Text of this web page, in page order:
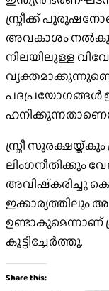
സ്ത്രീക്ക്
അവകാശം
നിലയിലുള്ള
സ്ത്രീ
ലിംഗനീതിക്കും
അവിഷ്‌കരിച്ചു
ഇക്കാര്യത്തിലും
ഉണ്ടാകുമെന്നാണ്
കൂട്ടിച്ചേര്‍ത്തു.
Share this: